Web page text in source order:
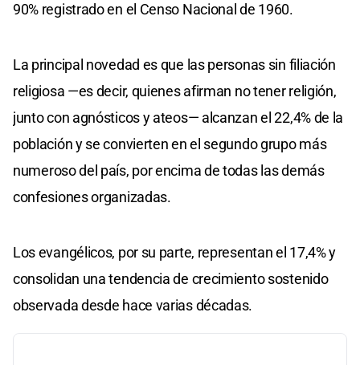
90% registrado en el Censo Nacional de 1960.
La principal novedad es que las personas sin filiación
religiosa —es decir, quienes afirman no tener religión,
junto con agnósticos y ateos— alcanzan el 22,4% de la
población y se convierten en el segundo grupo más
numeroso del país, por encima de todas las demás
confesiones organizadas.
Los evangélicos, por su parte, representan el 17,4% y
consolidan una tendencia de crecimiento sostenido
observada desde hace varias décadas.